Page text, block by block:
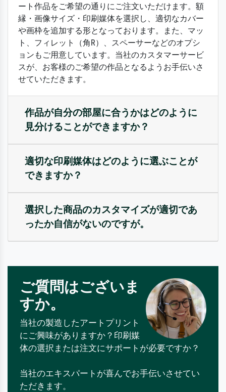
ート作品をご希望の通りにご注文いただけます。額
縁・画像サイズ・印刷媒体を選択し、適切なカバー
や画枠を追加する形となっております。また、マッ
ト、フィレット（角R）、スペーサーなどのオプシ
ョンもご用意しています。当社のカスタマーサービ
スが、お客様のご希望の作品となるようお手伝いさ
せていただきます。
作品が自分の部屋に合うかはどのように
見分けることができますか？
適切な印刷媒体はどのように選ぶことが
できますか？
選択した商品のカスタマイズが適切であ
ったか自信がないのですが。
ご質問はございま
すか。
当社の製造したアートプリント
にご興味がありますか？印刷媒
体の選択または注文にサポートが必要ですか？
当社のエキスパートが喜んでお手伝いさせてい
ただきます。